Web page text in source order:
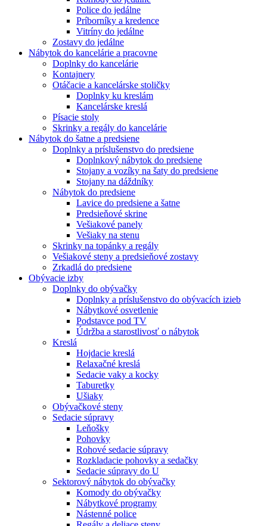
Police do jedálne
Príborníky a kredence
Vitríny do jedálne
Zostavy do jedálne
Nábytok do kancelárie a pracovne
Doplnky do kancelárie
Kontajnery
Otáčacie a kancelárske stoličky
Doplnky ku kreslám
Kancelárske kreslá
Písacie stoly
Skrinky a regály do kancelárie
Nábytok do šatne a predsiene
Doplnky a príslušenstvo do predsiene
Doplnkový nábytok do predsiene
Stojany a vozíky na šaty do predsiene
Stojany na dáždníky
Nábytok do predsiene
Lavice do predsiene a šatne
Predsieňové skrine
Vešiakové panely
Vešiaky na stenu
Skrinky na topánky a regály
Vešiakové steny a predsieňové zostavy
Zrkadlá do predsiene
Obývacie izby
Doplnky do obývačky
Doplnky a príslušenstvo do obývacích izieb
Nábytkové osvetlenie
Podstavce pod TV
Údržba a starostlivosť o nábytok
Kreslá
Hojdacie kreslá
Relaxačné kreslá
Sedacie vaky a kocky
Taburetky
Ušiaky
Obývačkové steny
Sedacie súpravy
Leňošky
Pohovky
Rohové sedacie súpravy
Rozkladacie pohovky a sedačky
Sedacie súpravy do U
Sektorový nábytok do obývačky
Komody do obývačky
Nábytkové programy
Nástenné police